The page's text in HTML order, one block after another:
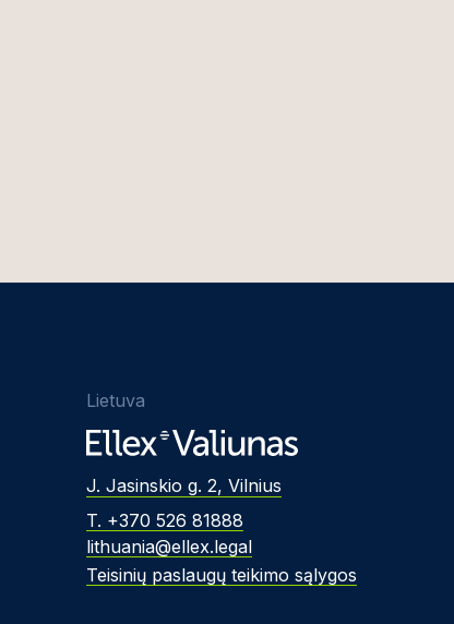
Lietuva
J. Jasinskio g. 2, Vilnius
T. +370 526 81888
lithuania@ellex.legal
Teisinių paslaugų teikimo sąlygos